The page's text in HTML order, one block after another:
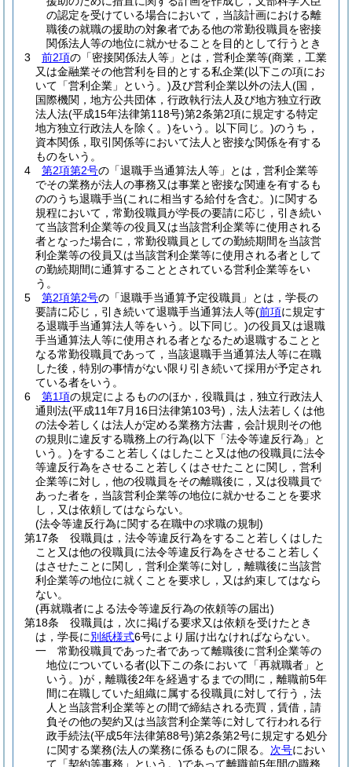
の認定を受けている場合において，当該計画における離
職後の就職の援助の対象者である他の常勤役職員を密接
関係法人等の地位に就かせることを目的として行うとき
3
前2項の「密接関係法人等」とは，営利企業等(商業，工業
又は金融業その他営利を目的とする私企業(以下この項にお
いて「営利企業」という。)及び営利企業以外の法人(国，
国際機関，地方公共団体，行政執行法人及び地方独立行政
法人法(平成15年法律第118号)第2条第2項に規定する特定
地方独立行政法人を除く。)をいう。以下同じ。)のうち，
資本関係，取引関係等において法人と密接な関係を有する
ものをいう。
4
第2項第2号の「退職手当通算法人等」とは，営利企業等
でその業務が法人の事務又は事業と密接な関連を有するも
ののうち退職手当(これに相当する給付を含む。)に関する
規程において，常勤役職員が学長の要請に応じ，引き続い
て当該営利企業等の役員又は当該営利企業等に使用される
者となった場合に，常勤役職員としての勤続期間を当該営
利企業等の役員又は当該営利企業等に使用される者として
の勤続期間に通算することとされている営利企業等をい
う。
5
第2項第2号の「退職手当通算予定役職員」とは，学長の
要請に応じ，引き続いて退職手当通算法人等(前項に規定す
る退職手当通算法人等をいう。以下同じ。)の役員又は退職
手当通算法人等に使用される者となるため退職することと
なる常勤役職員であって，当該退職手当通算法人等に在職
した後，特別の事情がない限り引き続いて採用が予定され
ている者をいう。
6
第1項の規定によるもののほか，役職員は，独立行政法人
通則法(平成11年7月16日法律第103号) ，法人法若しくは他
の法令若しくは法人が定める業務方法書，会計規則その他
の規則に違反する職務上の行為(以下「法令等違反行為」と
いう。)をすること若しくはしたこと又は他の役職員に法令
等違反行為をさせること若しくはさせたことに関し，営利
企業等に対し，他の役職員をその離職後に，又は役職員で
あった者を，当該営利企業等の地位に就かせることを要求
し，又は依頼してはならない。
(法令等違反行為に関する在職中の求職の規制)
第17条
役職員は，法令等違反行為をすること若しくはした
こと又は他の役職員に法令等違反行為をさせること若しく
はさせたことに関し，営利企業等に対し，離職後に当該営
利企業等の地位に就くことを要求し，又は約束してはなら
ない。
(再就職者による法令等違反行為の依頼等の届出)
第18条
役職員は，次に掲げる要求又は依頼を受けたとき
は，学長に別紙様式6号により届け出なければならない。
一
常勤役職員であった者であって離職後に営利企業等の
地位についている者(以下この条において「再就職者」と
いう。)が，離職後2年を経過するまでの間に，離職前5年
間に在職していた組織に属する役職員に対して行う，法
人と当該営利企業等との間で締結される売買，賃借，請
負その他の契約又は当該営利企業等に対して行われる行
政手続法(平成5年法律第88号)第2条第2号に規定する処分
に関する業務(法人の業務に係るものに限る。 次号におい
て「契約等事務」という。)であって離職前5年間の職務